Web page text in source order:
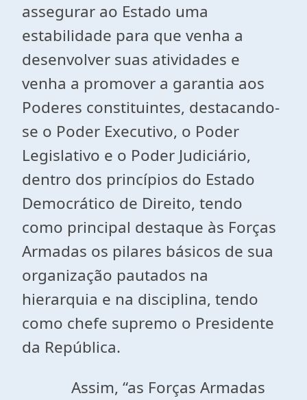
assegurar ao Estado uma
estabilidade para que venha a
desenvolver suas atividades e
venha a promover a garantia aos
Poderes constituintes, destacando-
se o Poder Executivo, o Poder
Legislativo e o Poder Judiciário,
dentro dos princípios do Estado
Democrático de Direito, tendo
como principal destaque às Forças
Armadas os pilares básicos de sua
organização pautados na
hierarquia e na disciplina, tendo
como chefe supremo o Presidente
da República.
Assim, “as Forças Armadas